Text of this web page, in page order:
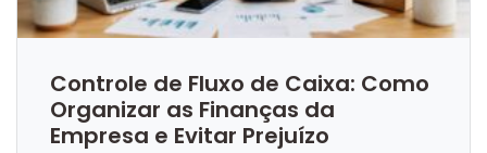
Controle de Fluxo de Caixa: Como
Organizar as Finanças da
Empresa e Evitar Prejuízo